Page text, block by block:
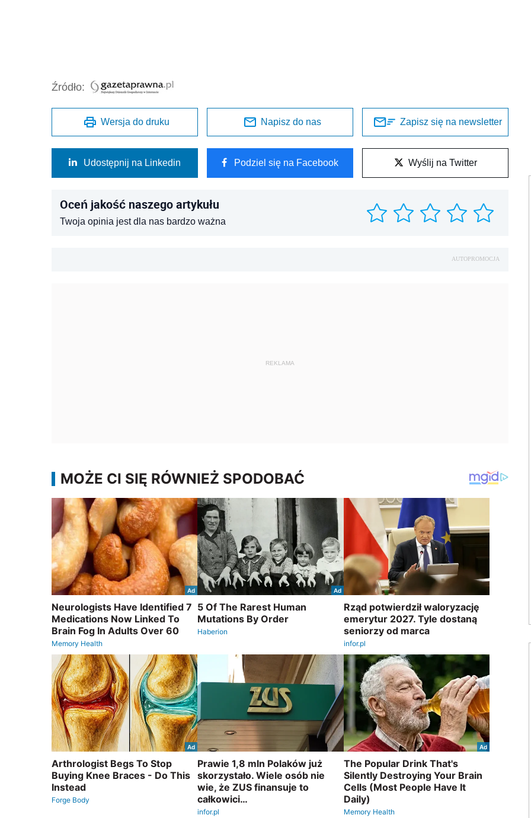
Źródło:
Wersja do druku Napisz do nas Zapisz się na newsletter
Udostępnij na Linkedin Podziel się na Facebook Wyślij na Twitter
Oceń jakość naszego artykułu
Twoja opinia jest dla nas bardzo ważna
AUTOPROMOCJA
REKLAMA